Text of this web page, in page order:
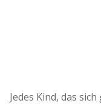
Jedes Kind, das